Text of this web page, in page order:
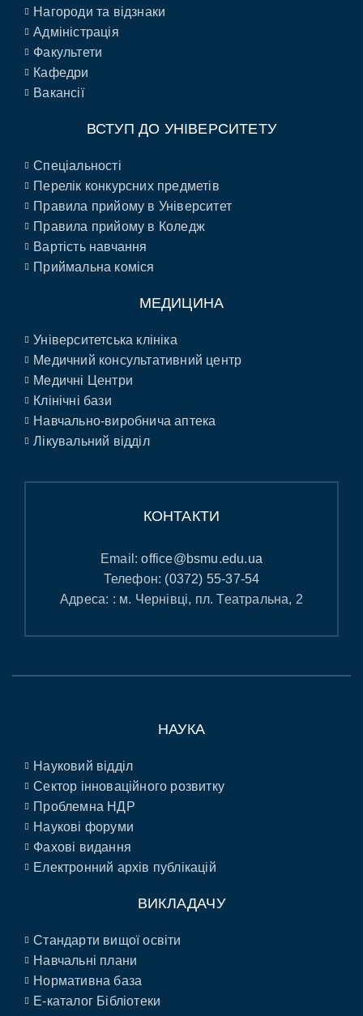
Нагороди та відзнаки
Адміністрація
Факультети
Кафедри
Вакансії
ВСТУП ДО УНІВЕРСИТЕТУ
Спеціальності
Перелік конкурсних предметів
Правила прийому в Університет
Правила прийому в Коледж
Вартість навчання
Приймальна коміся
МЕДИЦИНА
Університетська клініка
Медичний консультативний центр
Медичні Центри
Клінічні бази
Навчально-виробнича аптека
Лікувальний відділ
КОНТАКТИ
Email:office@bsmu.edu.ua
Телефон: (0372) 55-37-54
Адреса: : м. Чернівці, пл. Театральна, 2
НАУКА
Науковий відділ
Сектор інноваційного розвитку
Проблемна НДР
Наукові форуми
Фахові видання
Електронний архів публікацій
ВИКЛАДАЧУ
Стандарти вищої освіти
Навчальні плани
Нормативна база
E-каталог Бібліотеки